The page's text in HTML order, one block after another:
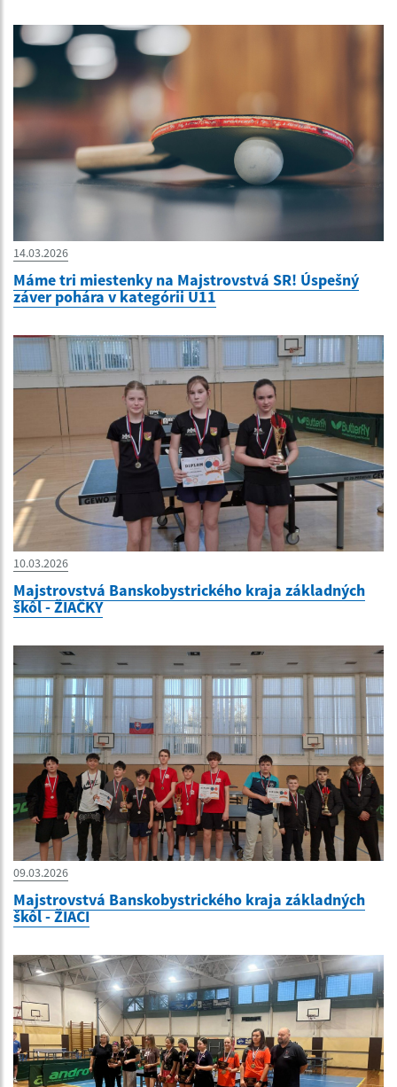
14.03.2026
Máme tri miestenky na Majstrovstvá SR! Úspešný
záver pohára v kategórii U11
10.03.2026
Majstrovstvá Banskobystrického kraja základných
škôl - ŽIAČKY
09.03.2026
Majstrovstvá Banskobystrického kraja základných
škôl - ŽIACI